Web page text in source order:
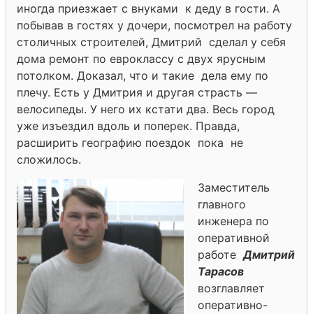
иногда приезжает с внуками к деду в гости. А
побывав в гостях у дочери, посмотрел на работу
столичных строителей, Дмитрий сделал у себя
дома ремонт по евроклассу с двух ярусным
потолком. Доказал, что и такие дела ему по
плечу. Есть у Дмитрия и другая страсть —
велосипеды. У него их кстати два. Весь город
уже изъездил вдоль и поперек. Правда,
расширить географию поездок пока не
сложилось.
Заместитель
главного
инженера по
оперативной
работеДмитрий
Тарасов
возглавляет
оперативно-